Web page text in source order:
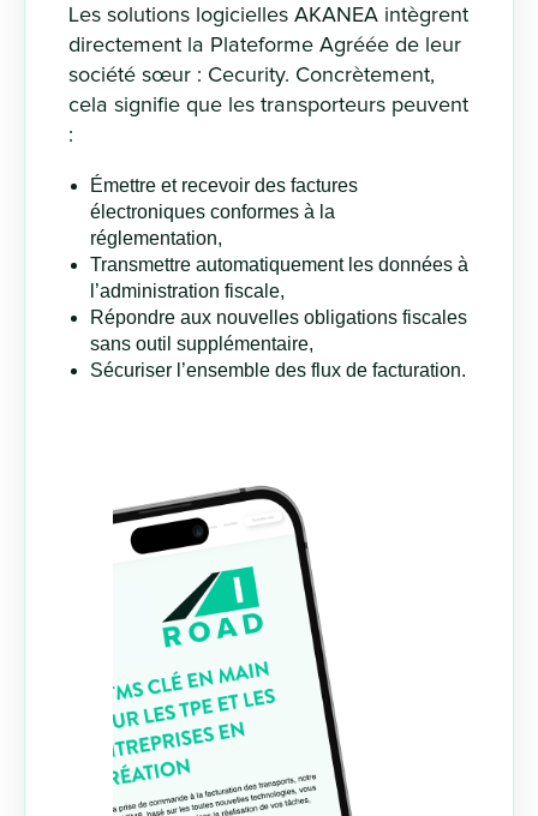
Les solutions logicielles AKANEA intègrent
directement la Plateforme Agréée de leur
société sœur : Cecurity. Concrètement,
cela signifie que les transporteurs peuvent
:
Émettre et recevoir des factures
électroniques conformes à la
réglementation,
Transmettre automatiquement les données à
l’administration fiscale,
Répondre aux nouvelles obligations fiscales
sans outil supplémentaire,
Sécuriser l’ensemble des flux de facturation.